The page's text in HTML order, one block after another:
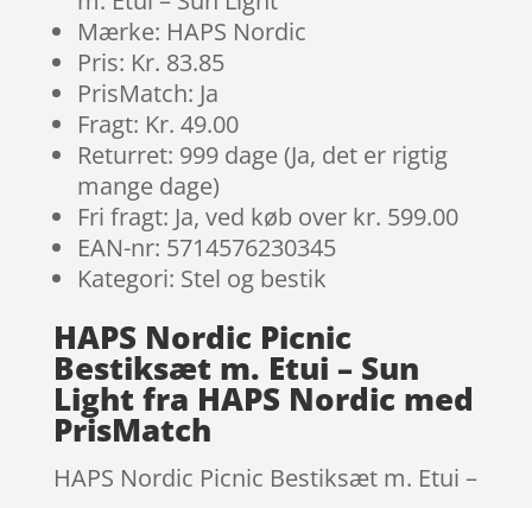
Mærke: HAPS Nordic
Pris: Kr. 83.85
PrisMatch: Ja
Fragt: Kr. 49.00
Returret: 999 dage (Ja, det er rigtig
mange dage)
Fri fragt: Ja, ved køb over kr. 599.00
EAN-nr: 5714576230345
Kategori: Stel og bestik
HAPS Nordic Picnic
Bestiksæt m. Etui – Sun
Light fra HAPS Nordic med
PrisMatch
HAPS Nordic Picnic Bestiksæt m. Etui –